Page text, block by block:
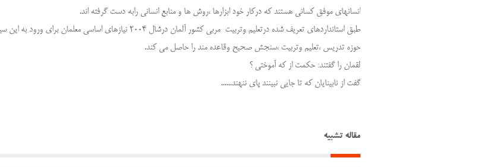
انسانهای موفق کسانی هستند که درکار خود ابزارها ،روش ها و منابع انسانی رابه دست گرفته اند.
طبق استانداردهای تعریف شده درتعلیم وتربیت مربی کشور آلمان درشال 2004 نیازهای اساسی معلمان برای ورود به این سیستم درچهار
حوزه تدریس ،تعلیم وتربیت ،سنجش صحیح وقاعده مند را حاصل می کند.
لقمان را گفتند: حکمت از که آموختی ؟
گفت از نابینایان که تا جایی نبینند پای ننهند......
مقاله تشبیه